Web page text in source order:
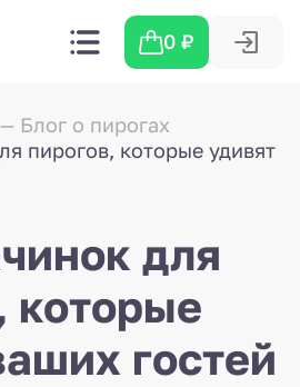
0 ₽
Блог о пирогах
пирогов, которые удивят
для
которые
гостей